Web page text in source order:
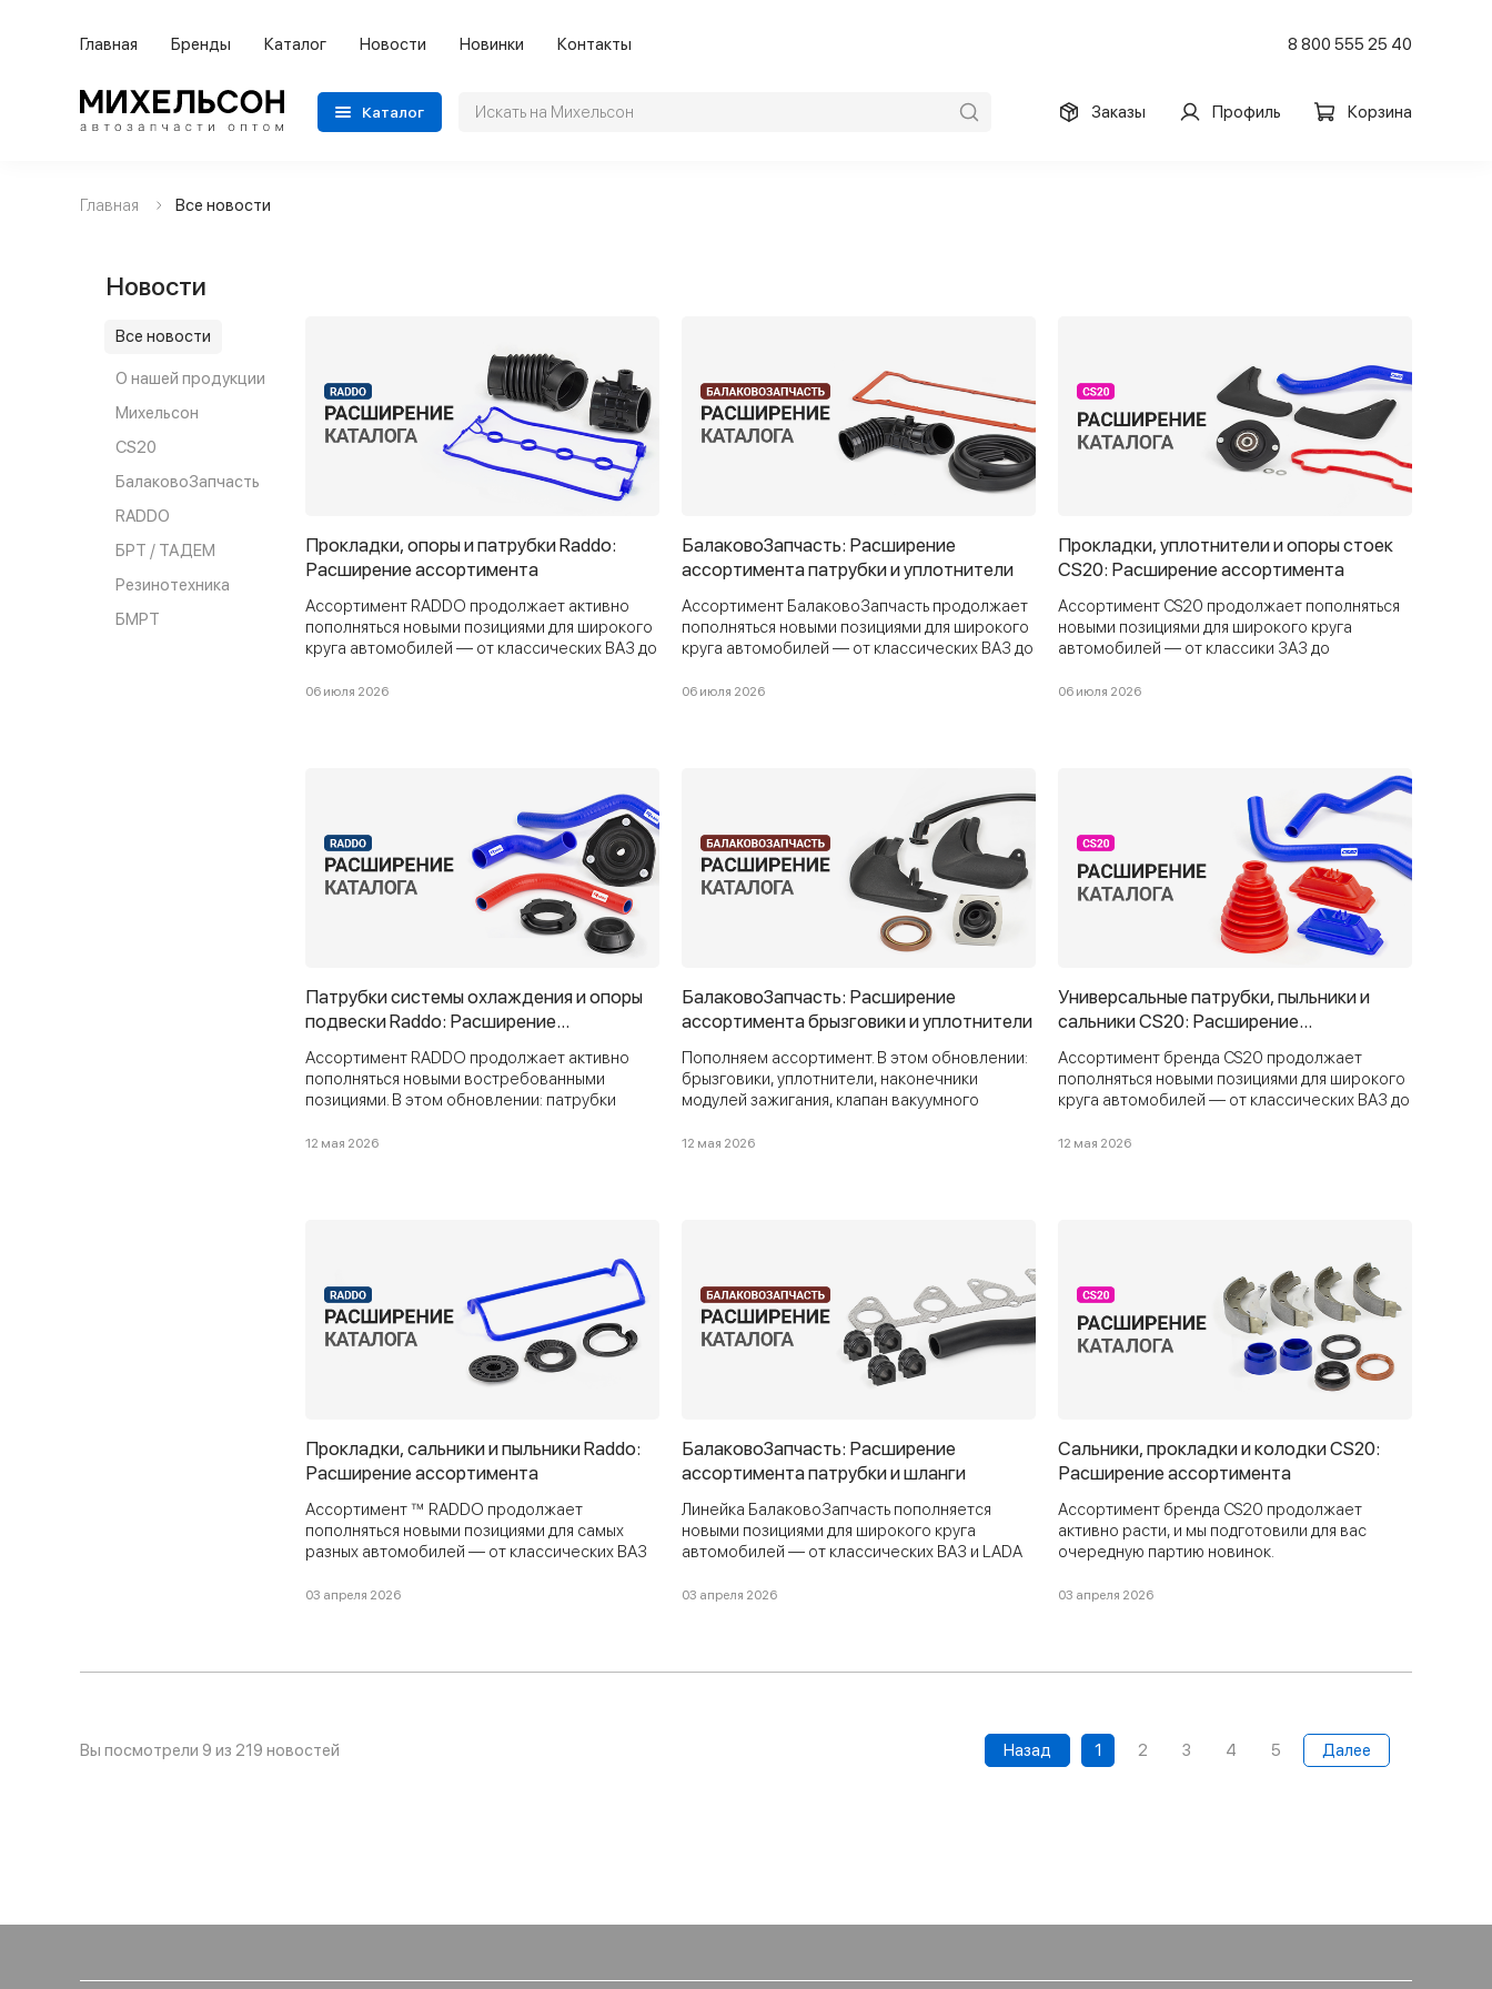
Главная Бренды Каталог Новости Новинки Контакты 8 800 555 25 40
Каталог Заказы Профиль Корзина
Главная Все новости
Новости
Все новости
О нашей продукции
Михельсон
CS20
БалаковоЗапчасть
RADDO
БРТ / ТАДЕМ
Резинотехника
БМРТ
Прокладки, опоры и патрубки Raddo:
Расширение ассортимента
Ассортимент RADDO продолжает активно
пополняться новыми позициями для широкого
круга автомобилей — от классических ВАЗ до
транспорта. В этом обновлении: прокладки,
06 июля 2026
БалаковоЗапчасть: Расширение
ассортимента патрубки и уплотнители
Ассортимент БалаковоЗапчасть продолжает
пополняться новыми позициями для широкого
круга автомобилей — от классических ВАЗ до
транспорта ГАЗ. В этом обновлении:
06 июля 2026
Прокладки, уплотнители и опоры стоек
CS20: Расширение ассортимента
Ассортимент CS20 продолжает пополняться
новыми позициями для широкого круга
автомобилей — от классики ЗАЗ до
иномарок. В этом обновлении: прокладки
06 июля 2026
Патрубки системы охлаждения и опоры
подвески Raddo: Расширение
ассортимента
Ассортимент RADDO продолжает активно
пополняться новыми востребованными
позициями. В этом обновлении: патрубки
брызговики, опоры подвески, прокладки
12 мая 2026
БалаковоЗапчасть: Расширение
ассортимента брызговики и уплотнители
Пополняем ассортимент. В этом обновлении:
брызговики, уплотнители, наконечники
модулей зажигания, клапан вакуумного
АКПП и другие востребованные компоненты.
12 мая 2026
Универсальные патрубки, пыльники и
сальники CS20: Расширение
ассортимента
Ассортимент бренда CS20 продолжает
пополняться новыми позициями для широкого
круга автомобилей — от классических ВАЗ до
универсальные силиконовые патрубки,
12 мая 2026
Прокладки, сальники и пыльники Raddo:
Расширение ассортимента
Ассортимент ™ RADDO продолжает
пополняться новыми позициями для самых
разных автомобилей — от классических ВАЗ
транспорта. В этом обновлении: прокладки,
03 апреля 2026
БалаковоЗапчасть: Расширение
ассортимента патрубки и шланги
Линейка БалаковоЗапчасть пополняется
новыми позициями для широкого круга
автомобилей — от классических ВАЗ и LADA
популярных иномарок.
03 апреля 2026
Сальники, прокладки и колодки CS20:
Расширение ассортимента
Ассортимент бренда CS20 продолжает
активно расти, и мы подготовили для вас
очередную партию новинок.
03 апреля 2026
Вы посмотрели 9 из 219 новостей Назад 1 2 3 4 5 Далее